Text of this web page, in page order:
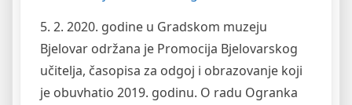
5. 2. 2020. godine u Gradskom muzeju
Bjelovar održana je Promocija Bjelovarskog
učitelja, časopisa za odgoj i obrazovanje koji
je obuvhatio 2019. godinu. O radu Ogranka